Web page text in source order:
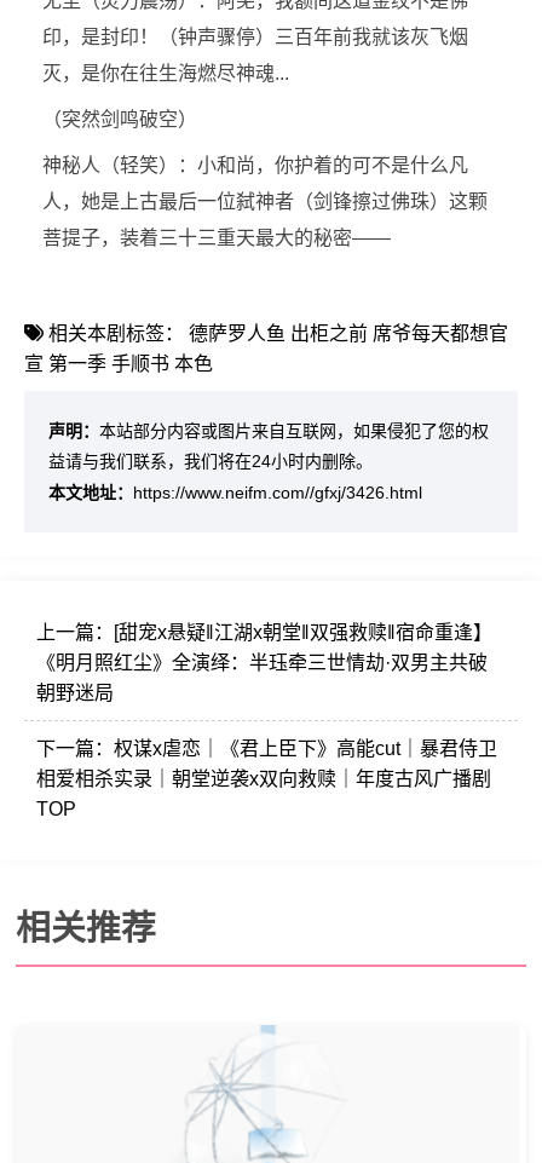
印，是封印！（钟声骤停）三百年前我就该灰飞烟
灭，是你在往生海燃尽神魂...
（突然剑鸣破空）
神秘人（轻笑）：小和尚，你护着的可不是什么凡
人，她是上古最后一位弑神者（剑锋擦过佛珠）这颗
菩提子，装着三十三重天最大的秘密——
相关本剧标签： 德萨罗人鱼 出柜之前 席爷每天都想官
宣 第一季 手顺书 本色
声明： 本站部分内容或图片来自互联网，如果侵犯了您的权
益请与我们联系，我们将在24小时内删除。
本文地址： https://www.neifm.com//gfxj/3426.html
上一篇：
[甜宠x悬疑‖江湖x朝堂‖双强救赎‖宿命重逢】
《明月照红尘》全演绎：半珏牵三世情劫·双男主共破
朝野迷局
下一篇： 权谋x虐恋｜《君上臣下》高能cut｜暴君侍卫
相爱相杀实录｜朝堂逆袭x双向救赎｜年度古风广播剧
TOP
相关推荐